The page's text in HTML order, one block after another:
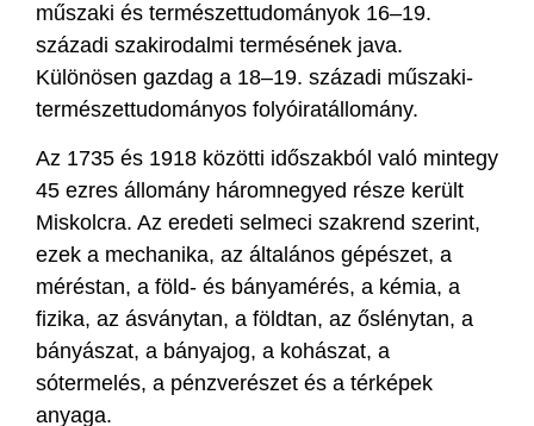
műszaki és természettudományok 16–19.
századi szakirodalmi termésének java.
Különösen gazdag a 18–19. századi műszaki-
természettudományos folyóiratállomány.
Az 1735 és 1918 közötti időszakból való mintegy
45 ezres állomány háromnegyed része került
Miskolcra. Az eredeti selmeci szakrend szerint,
ezek a mechanika, az általános gépészet, a
méréstan, a föld- és bányamérés, a kémia, a
fizika, az ásványtan, a földtan, az őslénytan, a
bányászat, a bányajog, a kohászat, a
sótermelés, a pénzverészet és a térképek
anyaga.